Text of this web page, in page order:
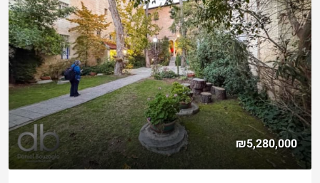
₪5,280,000